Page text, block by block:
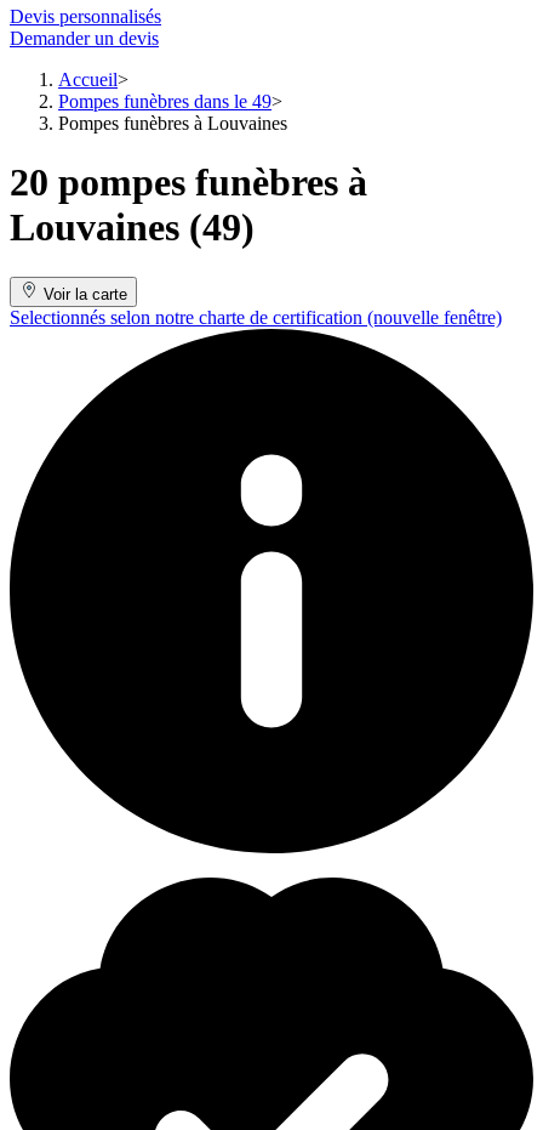
Devis personnalisés
Demander un devis
Accueil
Pompes funèbres dans le 49
Pompes funèbres à Louvaines
20 pompes funèbres à
Louvaines (49)
Voir la carte
Selectionnés selon notre charte de certification (nouvelle fenêtre)